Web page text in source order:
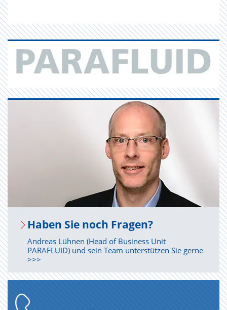
Haben Sie noch Fra­gen?
Andreas Lühnen (Head of Business Unit
PARAFLUID) und sein Team unterstützen Sie gerne
>>>